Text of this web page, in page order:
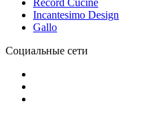
Incantesimo Design
Gallo
Социальные сети